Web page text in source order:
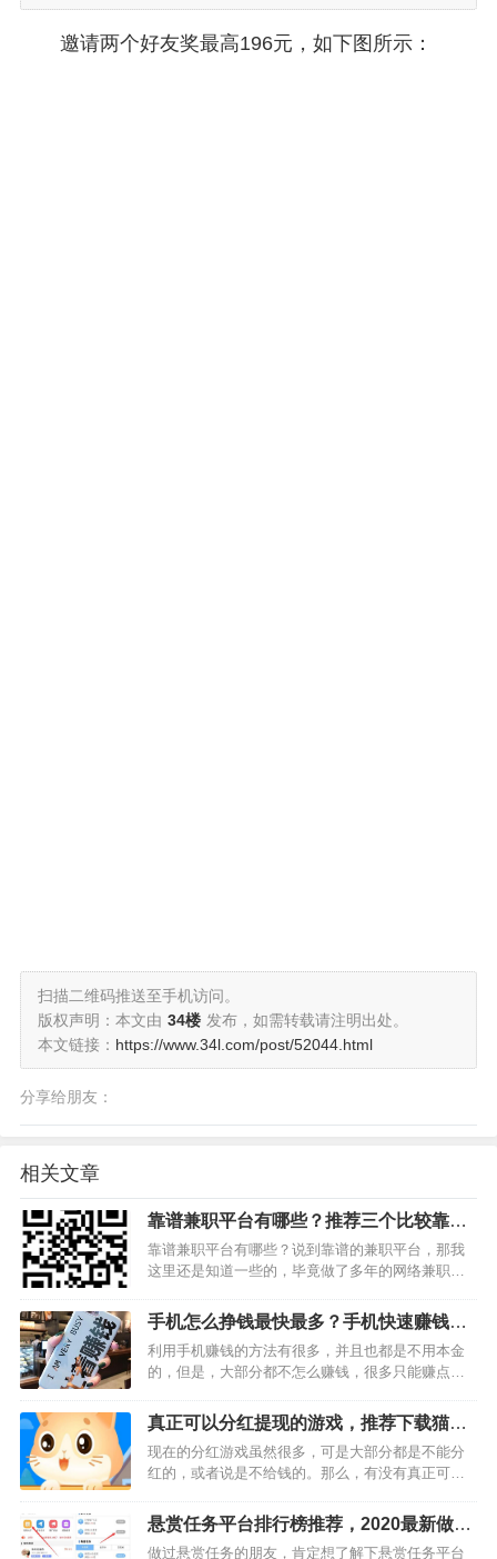
邀请两个好友奖最高196元，如下图所示：
扫描二维码推送至手机访问。
版权声明：本文由 34楼 发布，如需转载请注明出处。
本文链接： https://www.34l.com/post/52044.html
分享给朋友：
相关文章
靠谱兼职平台有哪些？推荐三个比较靠谱
的兼职平台
靠谱兼职平台有哪些？说到靠谱的兼职平台，那我
这里还是知道一些的，毕竟做了多年的网络兼职
的兼职平台，这三家我都在操作，收益还不错的。
第一家：趣闲赚 趣闲赚主要做…
手机怎么挣钱最快最多？手机快速赚钱方
法分享
利用手机赚钱的方法有很多，并且也都是不用本金
的，但是，大部分都不怎么赚钱，很多只能赚点零
今天就给大家推荐一个手机快速赚钱的方法，通过
做任务+推广赚钱，不需要本金每天就能赚上百元以
上，感兴趣往下看，…
真正可以分红提现的游戏，推荐下载猫咪
小屋
现在的分红游戏虽然很多，可是大部分都是不能分
红的，或者说是不给钱的。那么，有没有真正可以
家推荐一款叫做猫咪小屋的游戏，这款游戏是小编
接触过打款比较快的游戏，而且加入送的红包比较
悬赏任务平台排行榜推荐，2020最新做悬
赏任务软件推荐
做过悬赏任务的朋友，肯定想了解下悬赏任务平台